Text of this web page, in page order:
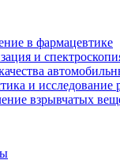
в фармацевтике
и
и исследование
взрывчатых